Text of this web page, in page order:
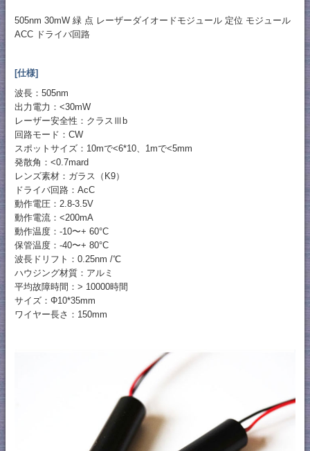
505nm 30mW 緑 点 レーザーダイオードモジュール 定位 モジュール
ACC ドライバ回路
[仕様]
波長：505nm
出力電力：<30mW
レーザー安全性：クラスⅢb
回路モード：CW
スポットサイズ：10mで<6*10、1mで<5mm
発散角：<0.7mard
レンズ素材：ガラス（K9）
ドライバ回路：AcC
動作電圧：2.8-3.5V
動作電流：<200mA
動作温度：-10〜+ 60°C
保管温度：-40〜+ 80°C
波長ドリフト：0.25nm /℃
ハウジング材質：アルミ
平均故障時間：> 10000時間
サイズ：Φ10*35mm
ワイヤー長さ：150mm